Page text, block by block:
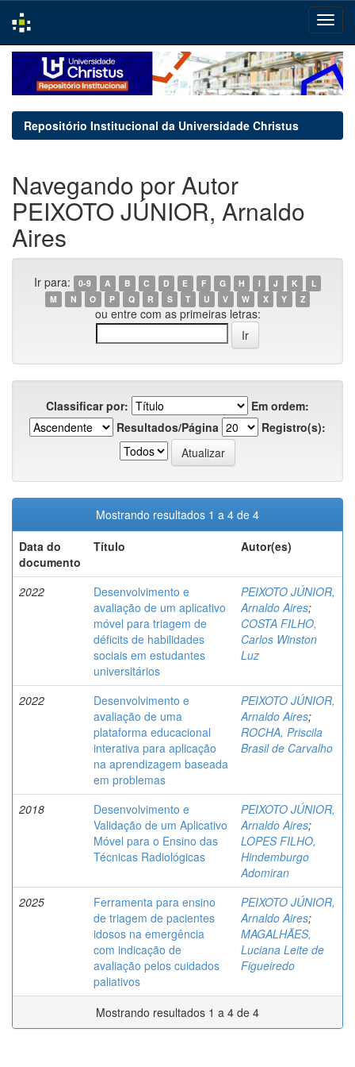
navigation
Repositório Institucional da Universidade Christus
Navegando por Autor
PEIXOTO JÚNIOR, Arnaldo
Aires
Ir para: 0-9 A B C D E F G H I J K
L
M
N O P Q R S T U V W X Y Z
ou entre com as primeiras letras:
Classificar por:
Em ordem:
Resultados/Página
Registro(s):
Mostrando resultados 1 a 4 de 4
Data do
documento
Título Autor(es)
2022
Desenvolvimento e
avaliação de um aplicativo
móvel para triagem de
déficits de habilidades
sociais em estudantes
universitários
PEIXOTO JÚNIOR,
Arnaldo Aires;
COSTA FILHO,
Carlos Winston
Luz
2022
Desenvolvimento e
avaliação de uma
plataforma educacional
interativa para aplicação
na aprendizagem baseada
em problemas
PEIXOTO JÚNIOR,
Arnaldo Aires;
ROCHA, Priscila
Brasil de Carvalho
2018
Desenvolvimento e
Validação de um Aplicativo
Móvel para o Ensino das
Técnicas Radiológicas
PEIXOTO JÚNIOR,
Arnaldo Aires;
LOPES FILHO,
Hindemburgo
Adomiran
2025
Ferramenta para ensino
de triagem de pacientes
idosos na emergência
com indicação de
avaliação pelos cuidados
paliativos
PEIXOTO JÚNIOR,
Arnaldo Aires;
MAGALHÃES,
Luciana Leite de
Figueiredo
Mostrando resultados 1 a 4 de 4